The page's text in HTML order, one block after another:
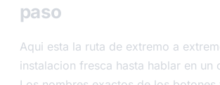
paso
Aqui esta la ruta de extremo a
instalacion fresca hasta hablar en un